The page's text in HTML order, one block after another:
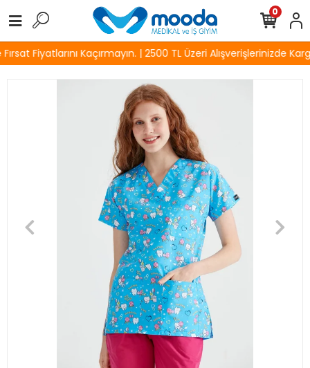
Fiyatlarını Kaçırmayın. | 2500 TL Üzeri Alışverişlerinizde
0